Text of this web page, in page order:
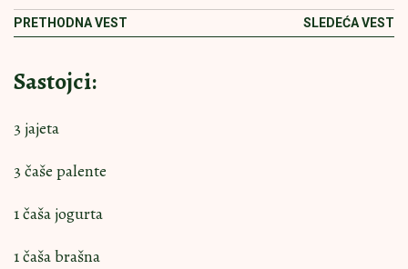
PRETHODNA VEST SLEDEĆA VEST
Sastojci:
3 jajeta
3 čaše palente
1 čaša jogurta
1 čaša brašna